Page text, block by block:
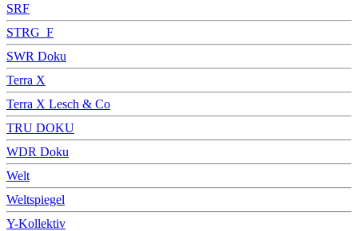
SRF
STRG_F
SWR Doku
Terra X
Terra X Lesch & Co
TRU DOKU
WDR Doku
Welt
Weltspiegel
Y-Kollektiv